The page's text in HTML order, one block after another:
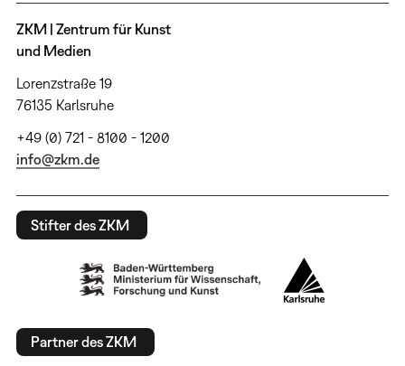
ZKM | Zentrum für Kunst
und Medien
Lorenzstraße 19
76135 Karlsruhe
+49 (0) 721 - 8100 - 1200
info@zkm.de
Stifter des ZKM
Partner des ZKM